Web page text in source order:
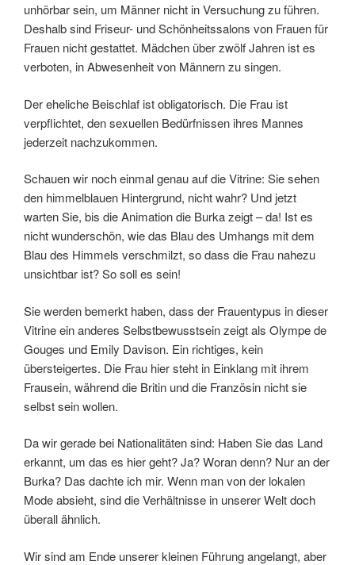
unhörbar sein, um Männer nicht in Versuchung zu führen.
Deshalb sind Friseur- und Schönheitssalons von Frauen für
Frauen nicht gestattet. Mädchen über zwölf Jahren ist es
verboten, in Abwesenheit von Männern zu singen.
Der eheliche Beischlaf ist obligatorisch. Die Frau ist
verpflichtet, den sexuellen Bedürfnissen ihres Mannes
jederzeit nachzukommen.
Schauen wir noch einmal genau auf die Vitrine: Sie sehen
den himmelblauen Hintergrund, nicht wahr? Und jetzt
warten Sie, bis die Animation die Burka zeigt – da! Ist es
nicht wunderschön, wie das Blau des Umhangs mit dem
Blau des Himmels verschmilzt, so dass die Frau nahezu
unsichtbar ist? So soll es sein!
Sie werden bemerkt haben, dass der Frauentypus in dieser
Vitrine ein anderes Selbstbewusstsein zeigt als Olympe de
Gouges und Emily Davison. Ein richtiges, kein
übersteigertes. Die Frau hier steht in Einklang mit ihrem
Frausein, während die Britin und die Französin nicht sie
selbst sein wollen.
Da wir gerade bei Nationalitäten sind: Haben Sie das Land
erkannt, um das es hier geht? Ja? Woran denn? Nur an der
Burka? Das dachte ich mir. Wenn man von der lokalen
Mode absieht, sind die Verhältnisse in unserer Welt doch
überall ähnlich.
Wir sind am Ende unserer kleinen Führung angelangt, aber